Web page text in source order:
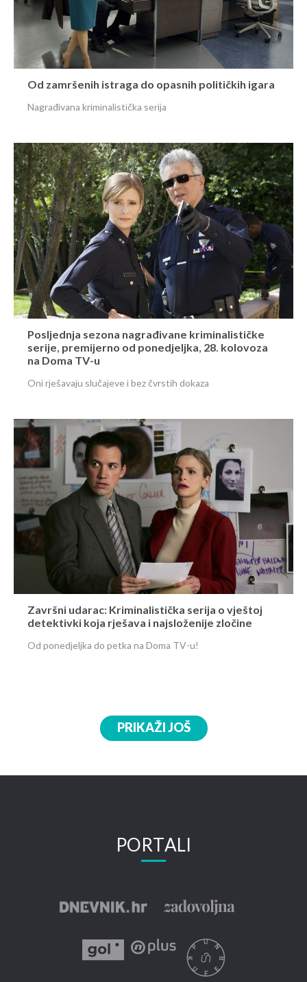
Od zamršenih istraga do opasnih političkih igara
Nagrađivana kriminalistička serija
Posljednja sezona nagrađivane kriminalističke
serije, premijerno od ponedjeljka, 28. kolovoza
na Doma TV-u
Oni rješavaju slučajeve i bez čvrstih dokaza
Završni udarac: Kriminalistička serija o vještoj
detektivki koja rješava i najsloženije zločine
Od ponedjeljka do petka na Doma TV-u!
PRIKAŽI JOŠ
PORTALI